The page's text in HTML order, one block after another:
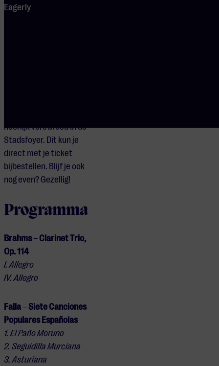
Eagerly
Na het concert
heerlijk vers brood in de
Stadsfoyer. Dit kun je
direct met je ticket
bijbestellen. Blijf je ook
nog even? Gezellig!
Programma
Brahms– Clarinet Trio,
Op. 114
I. Allegro
IV. Allegro
Falla–Siete Canciones
Populares Españolas
1. El Paño Moruno
2. Seguidilla Murciana
3. Asturiana